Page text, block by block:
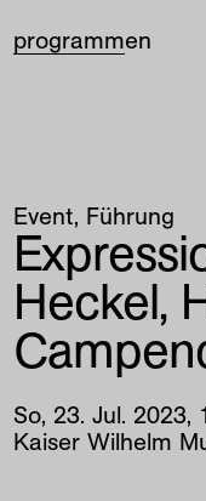
programmen
Event Führung
Heckel,
So, 23.Jul. 2023,
Kaiser Wilhelm